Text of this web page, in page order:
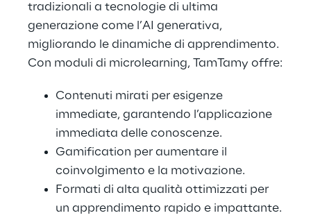
tradizionali a tecnologie di ultima
generazione come l’AI generativa,
migliorando le dinamiche di apprendimento.
Con moduli di microlearning, TamTamy offre:
Contenuti mirati per esigenze
immediate, garantendo l’applicazione
immediata delle conoscenze.
Gamification per aumentare il
coinvolgimento e la motivazione.
Formati di alta qualità ottimizzati per
un apprendimento rapido e impattante.